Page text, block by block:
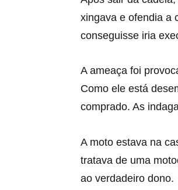
xingava e ofendia a
conseguisse iria
A ameaça foi
Como ele está
comprado. As
A moto estava na
tratava de uma
ao verdadeiro dono.